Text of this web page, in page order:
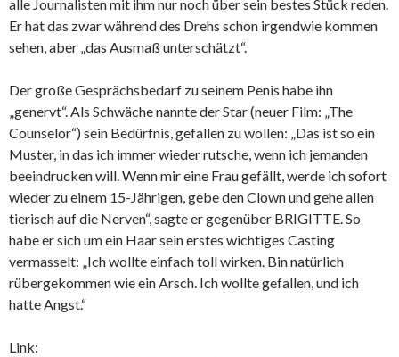
alle Journalisten mit ihm nur noch über sein bestes Stück reden.
Er hat das zwar während des Drehs schon irgendwie kommen
sehen, aber „das Ausmaß unterschätzt“.
Der große Gesprächsbedarf zu seinem Penis habe ihn
„genervt“. Als Schwäche nannte der Star (neuer Film: „The
Counselor“) sein Bedürfnis, gefallen zu wollen: „Das ist so ein
Muster, in das ich immer wieder rutsche, wenn ich jemanden
beeindrucken will. Wenn mir eine Frau gefällt, werde ich sofort
wieder zu einem 15-Jährigen, gebe den Clown und gehe allen
tierisch auf die Nerven“, sagte er gegenüber BRIGITTE. So
habe er sich um ein Haar sein erstes wichtiges Casting
vermasselt: „Ich wollte einfach toll wirken. Bin natürlich
rübergekommen wie ein Arsch. Ich wollte gefallen, und ich
hatte Angst.“
Link: